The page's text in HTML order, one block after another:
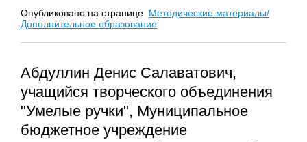
Опубликовано на странице Методические материалы/
Дополнительное образование
Абдуллин Денис Салаватович,
учащийся творческого объединения
"Умелые ручки", Муниципальное
бюджетное учреждение